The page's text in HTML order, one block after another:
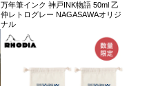
万年筆インク 神戸INK物語 50ml 乙
仲レトログレー NAGASAWAオリジ
ナル